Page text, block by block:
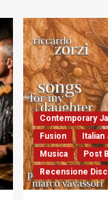
a
Contemporary
Fusion
Italian
Musica
Post
Recensione